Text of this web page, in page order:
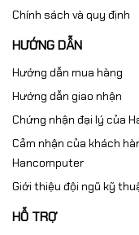
Chính sách và quy định
HƯỚNG DẪN
Hướng dẫn mua hàng
Hướng dẫn giao nhận
Chứng nhận đại lý của
Cảm nhận của khách
Hancomputer
Giới thiệu đội ngũ kỹ
HỖ TRỢ